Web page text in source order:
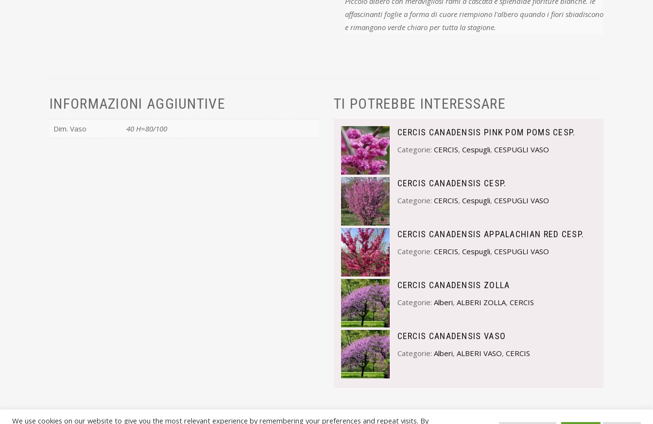
affascinanti foglie a forma di cuore riempiono l'albero quando i fiori sbiadiscono
e rimangono verde chiaro per tutta la stagione.
INFORMAZIONI AGGIUNTIVE
Dim. Vaso 40 H=80/100
TI POTREBBE INTERESSARE
CERCIS CANADENSIS PINK POM POMS CESP.
Categorie: CERCIS, Cespugli, CESPUGLI VASO
CERCIS CANADENSIS CESP.
Categorie: CERCIS, Cespugli, CESPUGLI VASO
CERCIS CANADENSIS APPALACHIAN RED CESP.
Categorie: CERCIS, Cespugli, CESPUGLI VASO
CERCIS CANADENSIS ZOLLA
Categorie: Alberi, ALBERI ZOLLA, CERCIS
CERCIS CANADENSIS VASO
Categorie: Alberi, ALBERI VASO, CERCIS
We use cookies on our website to give you the most relevant experience by remembering your preferences and repeat visits. By